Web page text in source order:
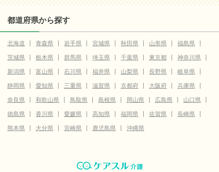
都道府県から探す
北海道 青森県 岩手県 宮城県 秋田県 山形県
福島県
茨城県
栃木県 群馬県 埼玉県 千葉県 東京都
神奈川県
新潟県
富山県 石川県 福井県 山梨県 長野県
岐阜県
静岡県
愛知県 三重県 滋賀県 京都府 大阪府
兵庫県
奈良県
和歌山県 鳥取県 島根県 岡山県 広島県
山口県
徳島県
香川県 愛媛県 高知県 福岡県 佐賀県
長崎県
熊本県
大分県 宮崎県 鹿児島県 沖縄県